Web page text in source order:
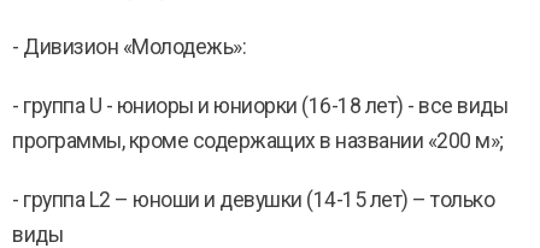
- Дивизион «Молодежь»:
- группа U - юниоры и юниорки (16-18 лет) - все виды
программы, кроме содержащих в названии «200 м»;
- группа L2 – юноши и девушки (14-15 лет) – только
виды